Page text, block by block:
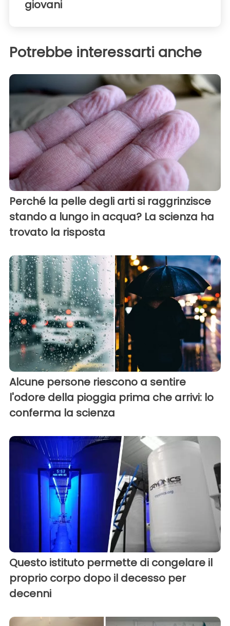
giovani
Potrebbe interessarti anche
Perché la pelle degli arti si raggrinzisce
stando a lungo in acqua? La scienza ha
trovato la risposta
Alcune persone riescono a sentire
l'odore della pioggia prima che arrivi: lo
conferma la scienza
Questo istituto permette di congelare il
proprio corpo dopo il decesso per
decenni